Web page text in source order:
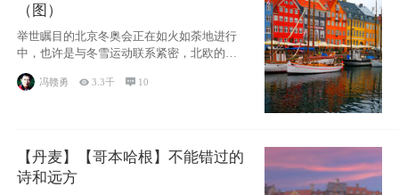
（图）
举世瞩目的北京冬奥会正在如火如荼地进行
中，也许是与冬雪运动联系紧密，北欧的一
些国家因
冯赣勇 3.3千  10
【丹麦】【哥本哈根】不能错过的
诗和远方